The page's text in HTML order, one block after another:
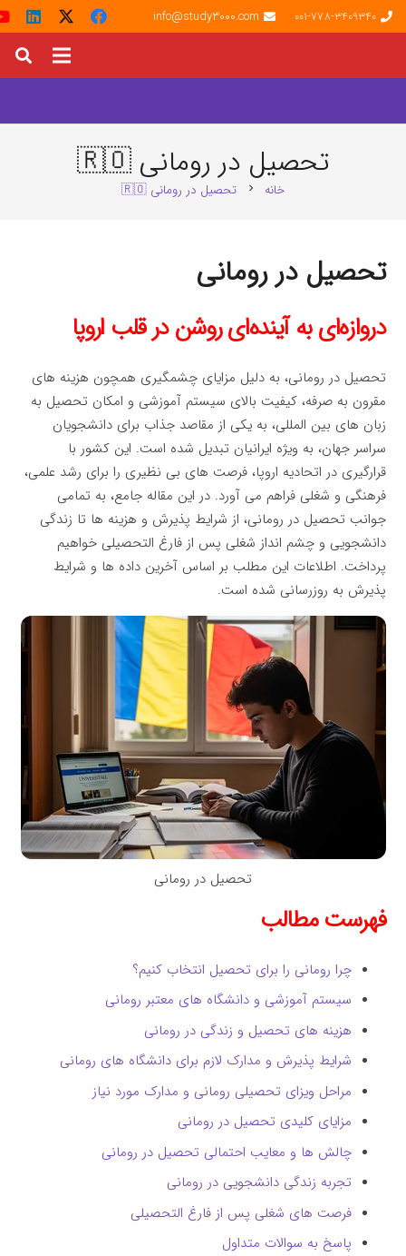
001-778-3409340
info@study3000.com
تحصیل در رومانی 🇷🇴
خانه chevron_right تحصیل در رومانی 🇷🇴
تحصیل در رومانی
دروازه‌ای به آینده‌ای روشن در قلب اروپا
تحصیل در رومانی، به دلیل مزایای چشمگیری همچون هزینه های
مقرون به صرفه، کیفیت بالای سیستم آموزشی و امکان تحصیل به
زبان های بین المللی، به یکی از مقاصد جذاب برای دانشجویان
سراسر جهان، به ویژه ایرانیان تبدیل شده است. این کشور با
قرارگیری در اتحادیه اروپا، فرصت های بی نظیری را برای رشد علمی،
فرهنگی و شغلی فراهم می آورد. در این مقاله جامع، به تمامی
جوانب تحصیل در رومانی، از شرایط پذیرش و هزینه ها تا زندگی
دانشجویی و چشم انداز شغلی پس از فارغ التحصیلی خواهیم
پرداخت. اطلاعات این مطلب بر اساس آخرین داده ها و شرایط
پذیرش به روزرسانی شده است.
تحصیل در رومانی
فهرست مطالب
چرا رومانی را برای تحصیل انتخاب کنیم؟
سیستم آموزشی و دانشگاه های معتبر رومانی
هزینه های تحصیل و زندگی در رومانی
شرایط پذیرش و مدارک لازم برای دانشگاه های رومانی
مراحل ویزای تحصیلی رومانی و مدارک مورد نیاز
مزایای کلیدی تحصیل در رومانی
چالش ها و معایب احتمالی تحصیل در رومانی
تجربه زندگی دانشجویی در رومانی
فرصت های شغلی پس از فارغ التحصیلی
پاسخ به سوالات متداول